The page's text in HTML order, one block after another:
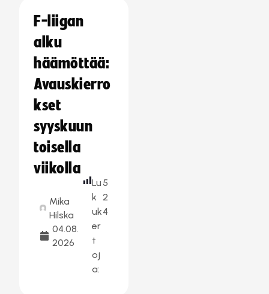
F-liigan
alku
häämöttää:
Avauskierro
kset
syyskuun
toisella
viikolla
Mika
Hilska
04.08.
2026
Lu
k
uk
er
t
oj
a:
5
2
4